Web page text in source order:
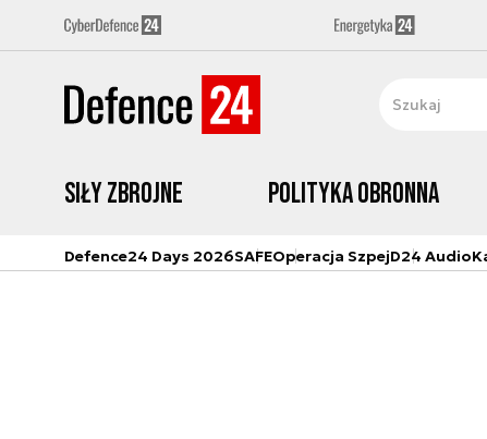
Siły zbrojne Polityka obronna
Defence24 Days 2026SAFEOperacja SzpejD24 Audio